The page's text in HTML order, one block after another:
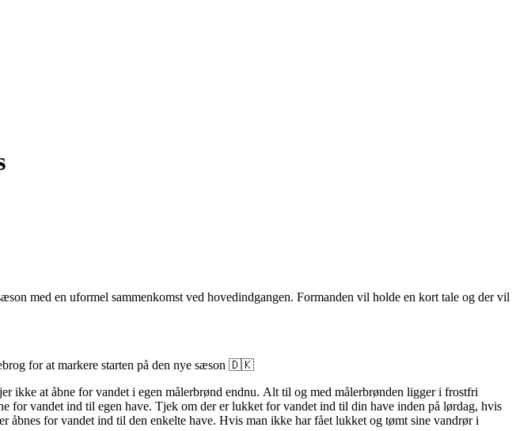
med en uformel sammenkomst ved hovedindgangen. Formanden vil holde en kort tale og der vil
for at markere starten på den nye sæson 🇩🇰
ikke at åbne for vandet i egen målerbrønd endnu. Alt til og med målerbrønden ligger i frostfri
for vandet ind til egen have. Tjek om der er lukket for vandet ind til din have inden på lørdag, hvis
åbnes for vandet ind til den enkelte have. Hvis man ikke har fået lukket og tømt sine vandrør i